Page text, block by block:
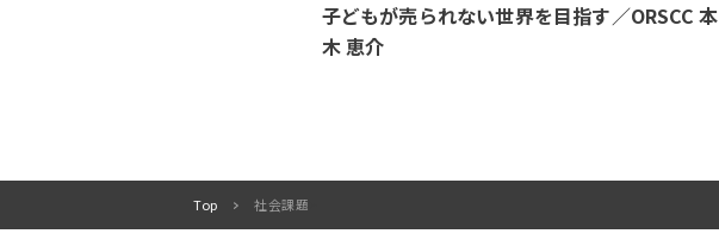
子どもが売られない世界を目指す／ORSCC 本
木 恵介
Top 社会課題